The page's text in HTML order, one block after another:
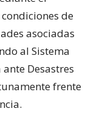
de
asociadas
al Sistema
Desastres
frente